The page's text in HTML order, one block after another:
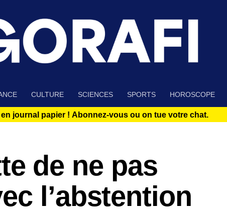
CULTURE SCIENCES SPORTS HOROSCOPE
journal papier ! Abonnez-vous ou on tue votre chat.
de ne pas
l’abstention